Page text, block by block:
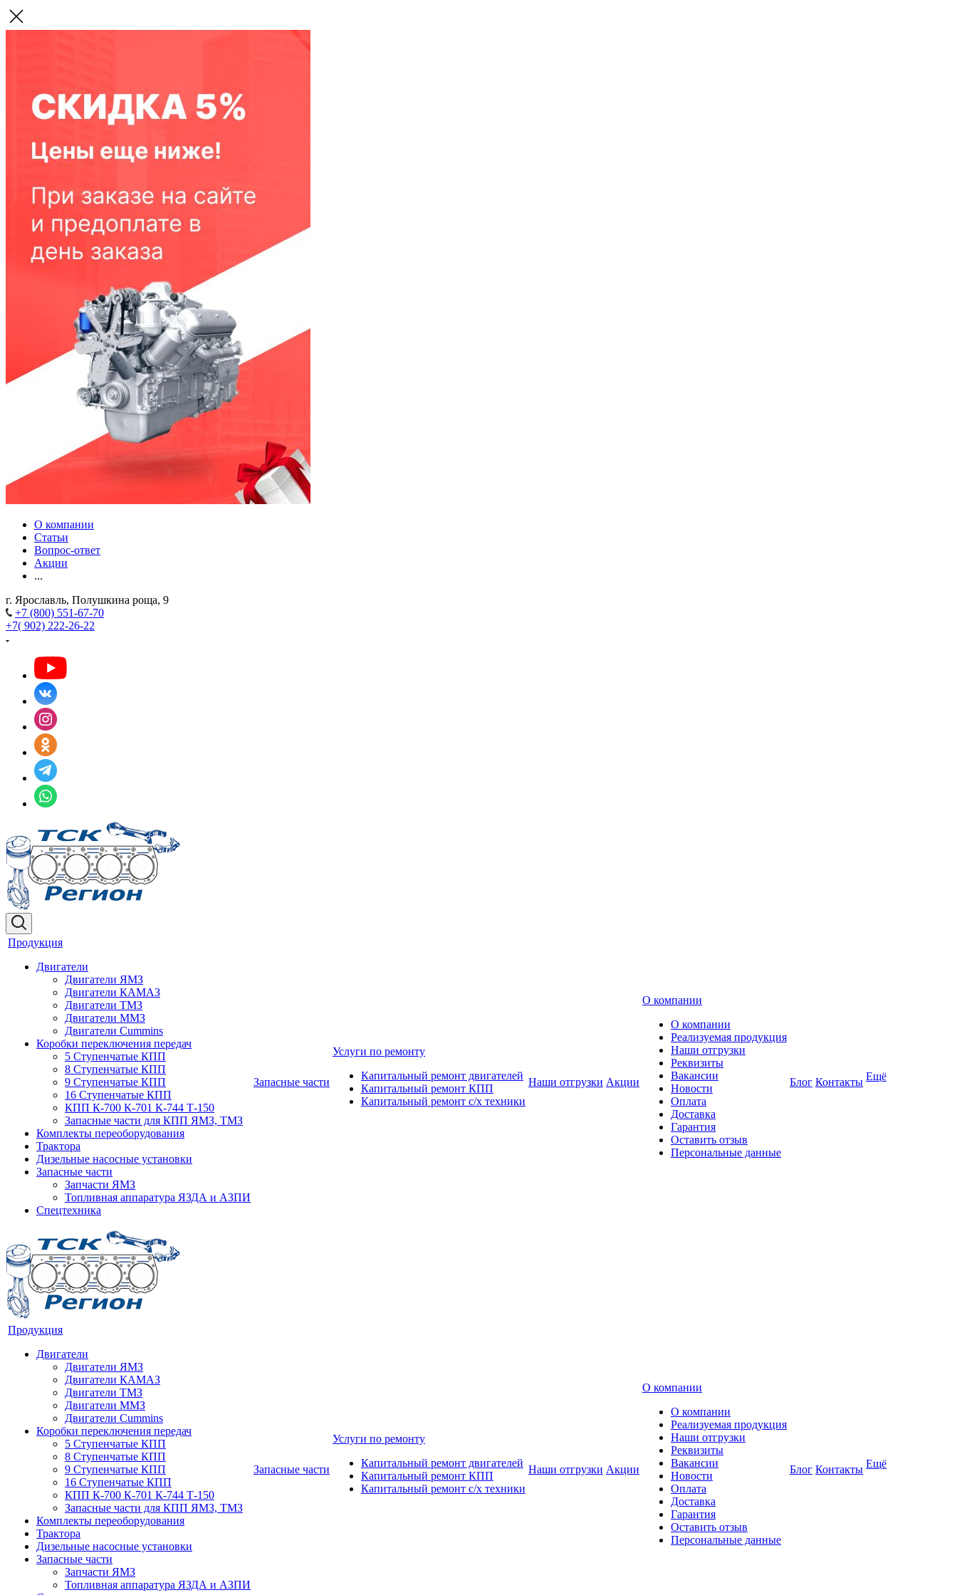
О компании
Статьи
Вопрос-ответ
Акции
...
г. Ярославль, Полушкина роща, 9
+7 (800) 551-67-70
+7( 902) 222-26-22
Продукция
Двигатели
Двигатели ЯМЗ
Двигатели КАМАЗ
Двигатели ТМЗ
Двигатели ММЗ
Двигатели Cummins
Коробки переключения передач
5 Ступенчатые КПП
8 Ступенчатые КПП
9 Ступенчатые КПП
16 Ступенчатые КПП
КПП К-700 К-701 К-744 Т-150
Запасные части для КПП ЯМЗ, ТМЗ
Комплекты переоборудования
Трактора
Дизельные насосные установки
Запасные части
Запчасти ЯМЗ
Топливная аппаратура ЯЗДА и АЗПИ
Спецтехника
Запасные части
Услуги по ремонту
Капитальный ремонт двигателей
Капитальный ремонт КПП
Капитальный ремонт с/х техники
Наши отгрузки Акции
О компании
О компании
Реализуемая продукция
Наши отгрузки
Реквизиты
Вакансии
Новости
Оплата
Доставка
Гарантия
Оставить отзыв
Персональные данные
Блог Контакты Ещё
Продукция
Двигатели
Двигатели ЯМЗ
Двигатели КАМАЗ
Двигатели ТМЗ
Двигатели ММЗ
Двигатели Cummins
Коробки переключения передач
5 Ступенчатые КПП
8 Ступенчатые КПП
9 Ступенчатые КПП
16 Ступенчатые КПП
КПП К-700 К-701 К-744 Т-150
Запасные части для КПП ЯМЗ, ТМЗ
Комплекты переоборудования
Трактора
Дизельные насосные установки
Запасные части
Запчасти ЯМЗ
Топливная аппаратура ЯЗДА и АЗПИ
Запасные части
Услуги по ремонту
Капитальный ремонт двигателей
Капитальный ремонт КПП
Капитальный ремонт с/х техники
Наши отгрузки Акции
О компании
О компании
Реализуемая продукция
Наши отгрузки
Реквизиты
Вакансии
Новости
Оплата
Доставка
Гарантия
Оставить отзыв
Персональные данные
Блог Контакты Ещё